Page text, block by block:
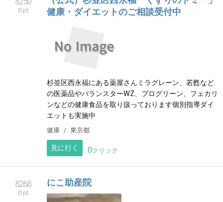
0 pt
健康・ダイエットのご相談受付中
杉並区西永福にある薬屋さんミラグレーン、若甦など
の医薬品やバランスターWZ、プログリーン、フェカリ
ンなどの健康食品を取り扱っております個別指導ダイ
エットも実施中
健康 東京都
見に行く 0クリック
8268
0 pt
にこ助産院